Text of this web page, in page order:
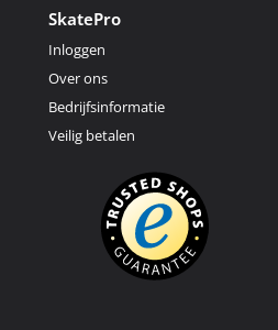
SkatePro
Inloggen
Over ons
Bedrijfsinformatie
Veilig betalen